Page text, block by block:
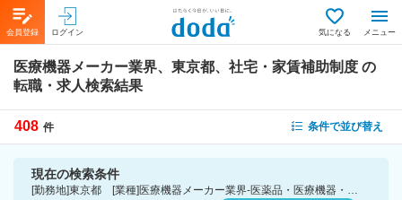
会員登録 ログイン 気になる メニュー
医療機器メーカー業界、東京都、社宅・家賃補助制度 の
転職・求人検索結果
408 件 条件で並び替え
現在の検索条件
[勤務地]東京都 [業種]医療機器メーカー業界-医薬品・医療機器・ライフサイエンス・医療系サービス [詳細条件](待遇・福利厚生)社宅・家賃補助制度